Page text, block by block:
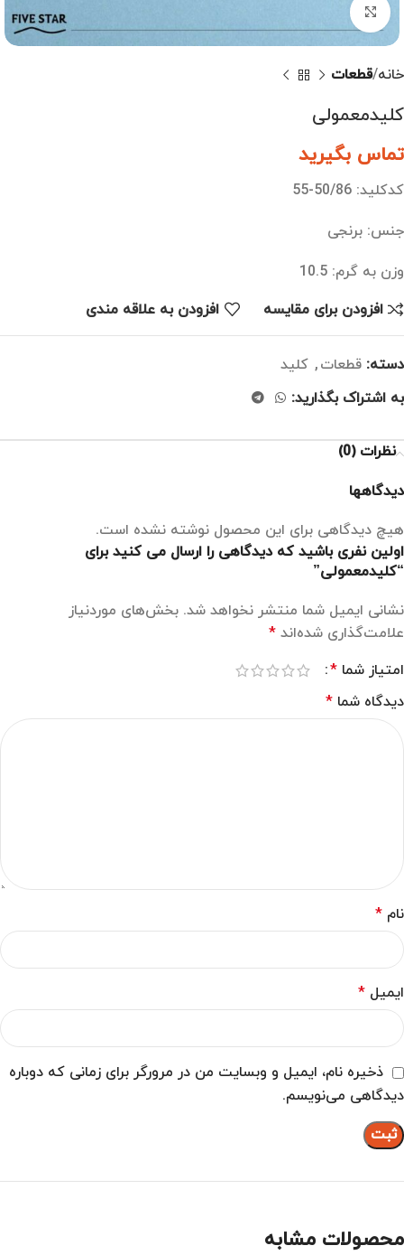
بزرگنمایی تصویر
خانه قطعات
کلیدمعمولی
تماس بگیرید
کدکلید: 50/86-55
جنس: برنجی
وزن به گرم: 10.5
افزودن برای مقایسه
افزودن به علاقه مندی
دسته: قطعات, کلید
به اشتراک بگذارید:
نظرات (0)
دیدگاهها
هیچ دیدگاهی برای این محصول نوشته نشده است.
اولین نفری باشید که دیدگاهی را ارسال می کنید برای
“کلیدمعمولی”
نشانی ایمیل شما منتشر نخواهد شد. بخش‌های موردنیاز
علامت‌گذاری شده‌اند *
امتیاز شما *
دیدگاه شما *
نام *
ایمیل *
ذخیره نام، ایمیل و وبسایت من در مرورگر برای زمانی که دوباره
دیدگاهی می‌نویسم.
محصولات مشابه